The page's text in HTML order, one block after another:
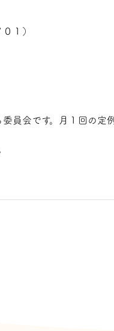
１）
員会です。月１回の